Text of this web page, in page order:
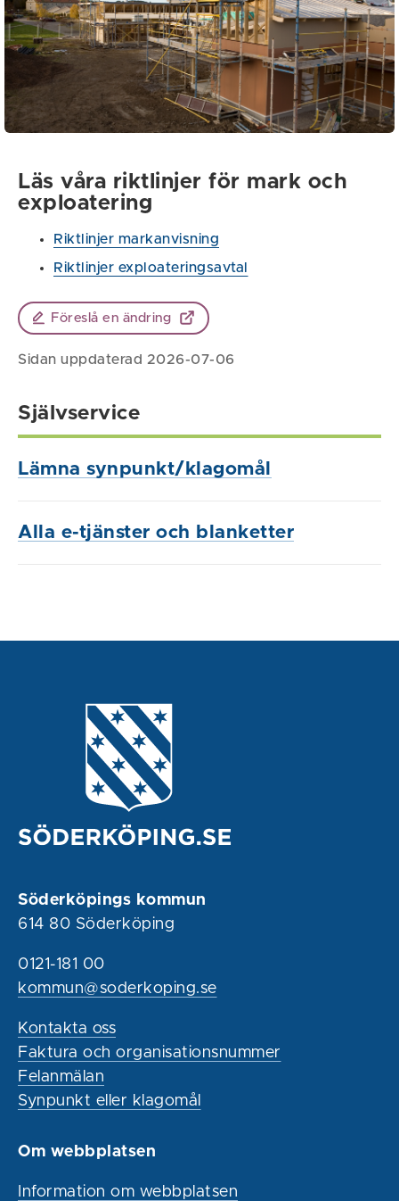
Läs våra riktlinjer för mark och
exploatering
Riktlinjer markanvisning
Riktlinjer exploateringsavtal
Föreslå en ändring
Sidan uppdaterad 2026-07-06
Självservice
Lämna synpunkt/klagomål
Alla e-tjänster och blanketter
Söderköpings kommun
614 80 Söderköping
0121-181 00
kommun@soderkoping.se
Kontakta oss
Faktura och organisationsnummer
Felanmälan
Synpunkt eller klagomål
Om webbplatsen
Information om webbplatsen